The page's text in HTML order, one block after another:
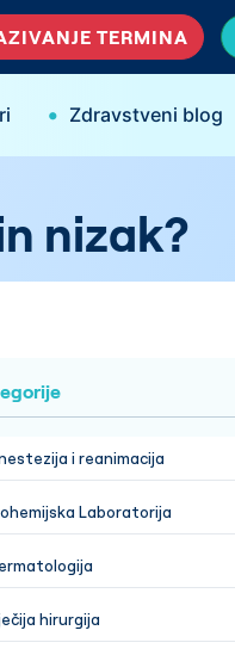
TERMINA
• Zdravstveni blog
nizak?
i reanimacija
Laboratorija
hirurgija